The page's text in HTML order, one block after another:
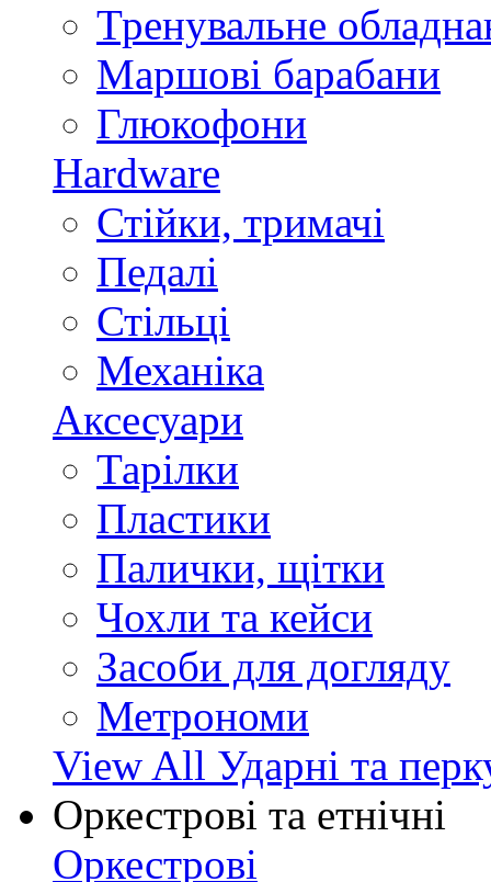
Тренувальне
Маршові барабани
Глюкофони
Hardware
Стійки, тримачі
Педалі
Стільці
Механіка
Аксесуари
Тарілки
Пластики
Палички, щітки
Чохли та кейси
Засоби для догляду
Метрономи
View All Ударні та
Оркестрові та етнічні
Оркестрові